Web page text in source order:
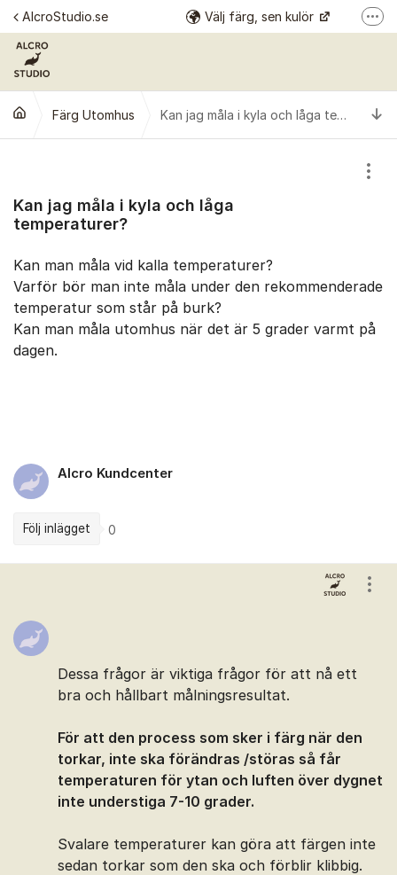
Hoppa till innehåll
AlcroStudio.se Välj färg, sen kulör
Alcro Färg Alcro Pro
Färg Utomhus Kan jag måla i kyla och låga temperaturer?
Kan jag måla i kyla och låga
temperaturer?
Kan man måla vid kalla temperaturer?
Varför bör man inte måla under den rekommenderade
temperatur som står på burk?
Kan man måla utomhus när det är 5 grader varmt på
dagen.
Alcro Kundcenter
Följ inlägget 0
Dessa frågor är viktiga frågor för att nå ett
bra och hållbart målningsresultat.
För att den process som sker i färg när den
torkar, inte ska förändras /störas så får
temperaturen för ytan och luften över dygnet
inte understiga 7-10 grader.
Svalare temperaturer kan göra att färgen inte
sedan torkar som den ska och förblir klibbig.